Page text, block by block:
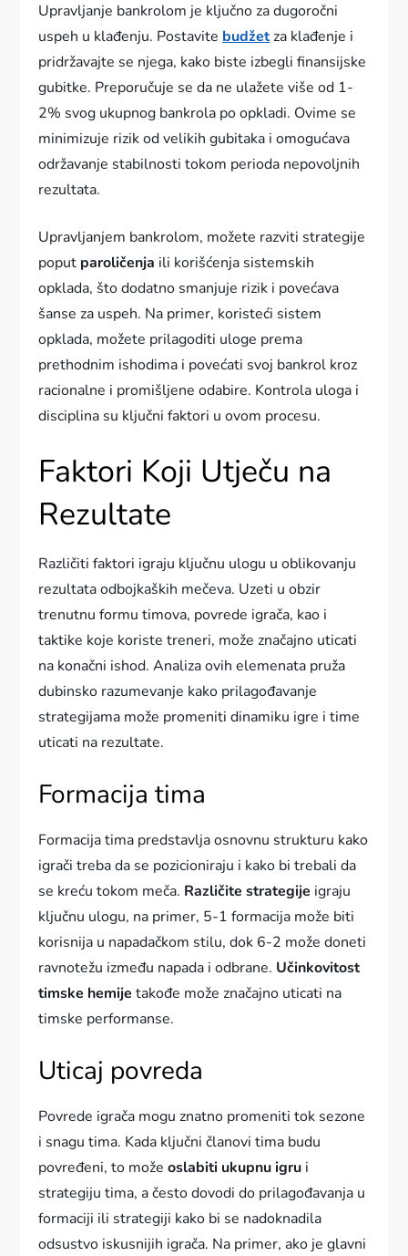
Upravljanje bankrolom je ključno za dugoročni
uspeh u klađenju. Postavite budžetza klađenje i
pridržavajte se njega, kako biste izbegli finansijske
gubitke. Preporučuje se da ne ulažete više od 1-
2% svog ukupnog bankrola po opkladi. Ovime se
minimizuje rizik od velikih gubitaka i omogućava
održavanje stabilnosti tokom perioda nepovoljnih
rezultata.
Upravljanjem bankrolom, možete razviti strategije
poput paroličenja ili korišćenja sistemskih
opklada, što dodatno smanjuje rizik i povećava
šanse za uspeh. Na primer, koristeći sistem
opklada, možete prilagoditi uloge prema
prethodnim ishodima i povećati svoj bankrol kroz
racionalne i promišljene odabire. Kontrola uloga i
disciplina su ključni faktori u ovom procesu.
Faktori Koji Utječu na
Rezultate
Različiti faktori igraju ključnu ulogu u oblikovanju
rezultata odbojkaških mečeva. Uzeti u obzir
trenutnu formu timova, povrede igrača, kao i
taktike koje koriste treneri, može značajno uticati
na konačni ishod. Analiza ovih elemenata pruža
dubinsko razumevanje kako prilagođavanje
strategijama može promeniti dinamiku igre i time
uticati na rezultate.
Formacija tima
Formacija tima predstavlja osnovnu strukturu kako
igrači treba da se pozicioniraju i kako bi trebali da
se kreću tokom meča. Različite strategije igraju
ključnu ulogu, na primer, 5-1 formacija može biti
korisnija u napadačkom stilu, dok 6-2 može doneti
ravnotežu između napada i odbrane. Učinkovitost
timske hemije takođe može značajno uticati na
timske performanse.
Uticaj povreda
Povrede igrača mogu znatno promeniti tok sezone
i snagu tima. Kada ključni članovi tima budu
povređeni, to možeoslabiti ukupnu igru i
strategiju tima, a često dovodi do prilagođavanja u
formaciji ili strategiji kako bi se nadoknadila
odsustvo iskusnijih igrača. Na primer, ako je glavni